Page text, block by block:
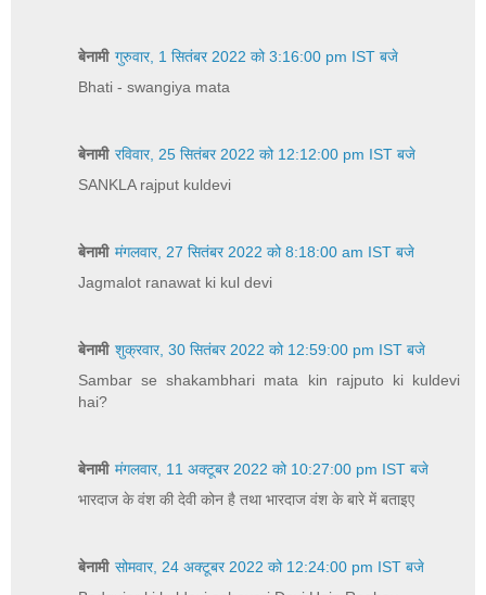
बेनामी गुरुवार, 1 सितंबर 2022 को 3:16:00 pm IST बजे
Bhati - swangiya mata
बेनामी रविवार, 25 सितंबर 2022 को 12:12:00 pm IST बजे
SANKLA rajput kuldevi
बेनामी मंगलवार, 27 सितंबर 2022 को 8:18:00 am IST बजे
Jagmalot ranawat ki kul devi
बेनामी शुक्रवार, 30 सितंबर 2022 को 12:59:00 pm IST बजे
Sambar se shakambhari mata kin rajputo ki kuldevi
hai?
बेनामी मंगलवार, 11 अक्टूबर 2022 को 10:27:00 pm IST बजे
भारदाज के वंश की देवी कोन है तथा भारदाज वंश के बारे में बताइए
बेनामी सोमवार, 24 अक्टूबर 2022 को 12:24:00 pm IST बजे